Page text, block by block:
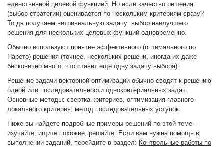
единственной целевой функцией. Но если качество решения
(выбор стратегии) оценивается по нескольким критериям сразу?
Тогда получаем нетривиальную задачу: выбор наилучшего
решения для нескольких целевых функций одновременно.
Обычно используют понятие эффективного (оптимального по
Парето) решения (точнее, нескольких решени, иногда их даже
бесконечно много, что ставит еще одну задачу выбора).
Решение задачи векторной оптимизации обычно сводят к решению
одной или последовательности однокритериальных задач.
Основные методы: свертка критериев, оптимизация главного
локального критерия, метод последовательных уступок.
Ниже вы найдете подробные примеры решений по этой теме -
изучайте, ищите похожие, решайте. Если вам нужна помощь в
выполнении заданий, перейдите в раздел: Контрольные работы по